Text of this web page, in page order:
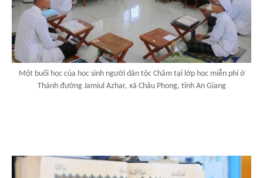
Một buổi học của học sinh người dân tộc Chăm tại lớp học miễn phí ở
Thánh đường Jamiul Azhar, xã Châu Phong, tỉnh An Giang